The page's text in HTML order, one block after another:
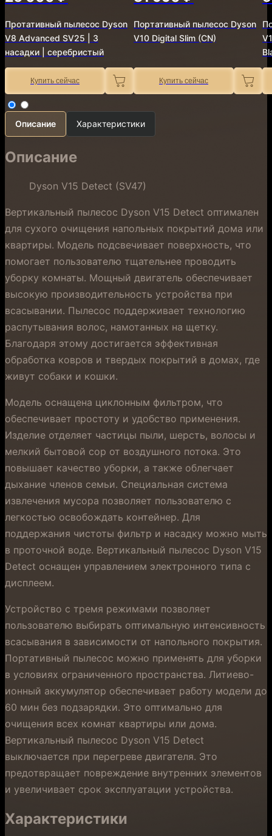
Протативный пылесос Dyson
V8 Advanced SV25 | 3
насадки | серебристый
Купить сейчас
Портативный пылесос Dyson
V10 Digital Slim (CN)
Купить сейчас
Описание Характеристики
Описание
Dyson V15 Detect (SV47)
Вертикальный пылесос Dyson V15 Detect оптимален
для сухого очищения напольных покрытий дома или
квартиры. Модель подсвечивает поверхность, что
помогает пользователю тщательнее проводить
уборку комнаты. Мощный двигатель обеспечивает
высокую производительность устройства при
всасывании. Пылесос поддерживает технологию
распутывания волос, намотанных на щетку.
Благодаря этому достигается эффективная
обработка ковров и твердых покрытий в домах, где
живут собаки и кошки.
Модель оснащена циклонным фильтром, что
обеспечивает простоту и удобство применения.
Изделие отделяет частицы пыли, шерсть, волосы и
мелкий бытовой сор от воздушного потока. Это
повышает качество уборки, а также облегчает
дыхание членов семьи. Специальная система
извлечения мусора позволяет пользователю с
легкостью освобождать контейнер. Для
поддержания чистоты фильтр и насадку можно мыть
в проточной воде. Вертикальный пылесос Dyson V15
Detect оснащен управлением электронного типа с
дисплеем.
Устройство с тремя режимами позволяет
пользователю выбирать оптимальную интенсивность
всасывания в зависимости от напольного покрытия.
Портативный пылесос можно применять для уборки
в условиях ограниченного пространства. Литиево-
ионный аккумулятор обеспечивает работу модели до
60 мин без подзарядки. Это оптимально для
очищения всех комнат квартиры или дома.
Вертикальный пылесос Dyson V15 Detect
выключается при перегреве двигателя. Это
предотвращает повреждение внутренних элементов
и увеличивает срок эксплуатации устройства.
Характеристики